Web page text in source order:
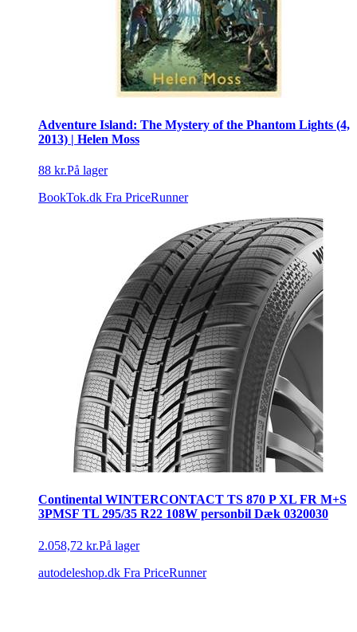
Adventure Island: The Mystery of the Phantom Lights (4,
2013) | Helen Moss
88 kr.På lager
BookTok.dk Fra PriceRunner
Continental WINTERCONTACT TS 870 P XL FR M+S
3PMSF TL 295/35 R22 108W personbil Dæk 0320030
2.058,72 kr.På lager
autodeleshop.dk Fra PriceRunner